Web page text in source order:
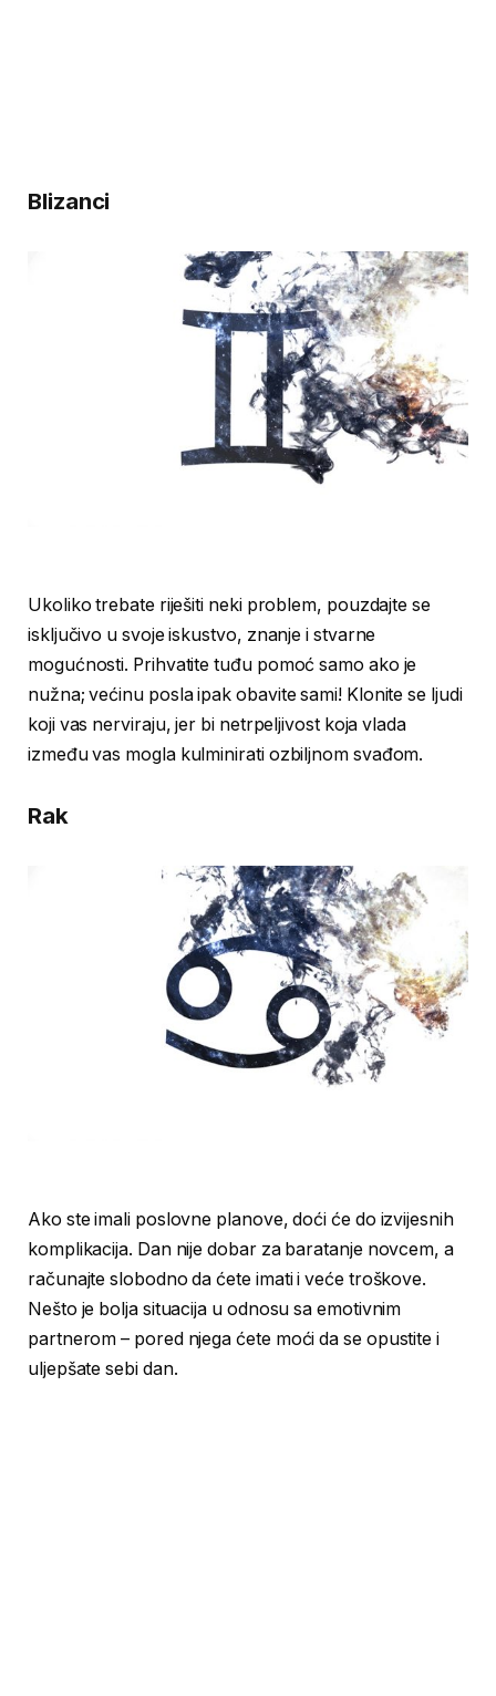
Blizanci
Ukoliko trebate riješiti neki problem, pouzdajte se
isključivo u svoje iskustvo, znanje i stvarne
mogućnosti. Prihvatite tuđu pomoć samo ako je
nužna; većinu posla ipak obavite sami! Klonite se ljudi
koji vas nerviraju, jer bi netrpeljivost koja vlada
između vas mogla kulminirati ozbiljnom svađom.
Rak
Ako ste imali poslovne planove, doći će do izvijesnih
komplikacija. Dan nije dobar za baratanje novcem, a
računajte slobodno da ćete imati i veće troškove.
Nešto je bolja situacija u odnosu sa emotivnim
partnerom – pored njega ćete moći da se opustite i
uljepšate sebi dan.